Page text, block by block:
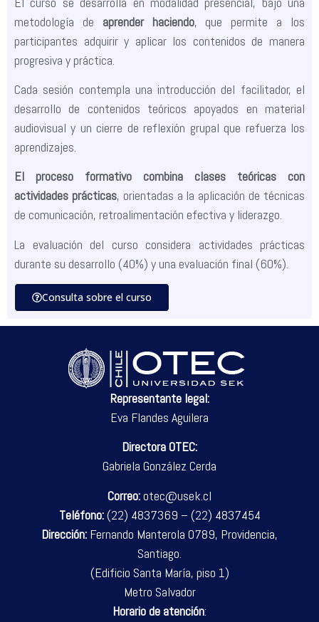
metodología de aprender haciendo, que permite a los
participantes adquirir y aplicar los contenidos de manera
progresiva y práctica.
Cada sesión contempla una introducción del facilitador, el
desarrollo de contenidos teóricos apoyados en material
audiovisual y un cierre de reflexión grupal que refuerza los
aprendizajes.
El proceso formativo combina clases teóricas con
actividades prácticas, orientadas a la aplicación de técnicas
de comunicación, retroalimentación efectiva y liderazgo.
La evaluación del curso considera actividades prácticas
durante su desarrollo (40%) y una evaluación final (60%).
Consulta sobre el curso
Representante legal:
Eva Flandes Aguilera
Directora OTEC:
Gabriela González Cerda
Correo:otec@usek.cl
Teléfono:(22) 4837369 – (22) 4837454
Dirección: Fernando Manterola 0789, Providencia,
Santiago.
(Edificio Santa María, piso 1)
Metro Salvador
Horario de atención: